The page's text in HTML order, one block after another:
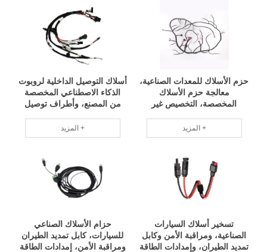
أسلاك التوصيل الداخلية لروبوت
الذكاء الاصطناعي المخصصة
من المصنع، وأطراف توصيل
الأسلاك المصنوعة من مواد
عالية الجودة لضمان أداء مستقر
المزيد +
حزم الأسلاك للمعدات الصناعية،
معالجة حزم الأسلاك
المخصصة، التخصيص غير
استقرار حزم الأسلاك، تسليم
سريع RCD
المزيد +
حزام الأسلاك الصناعي
للسيارات، كابل تمديد الطيران
ومراقبة الأمن، إمدادات الطاقة
تسخير أسلاك السيارات
الصناعية، ومراقبة الأمن وكابل
تمديد الطيران، وإمدادات الطاقة